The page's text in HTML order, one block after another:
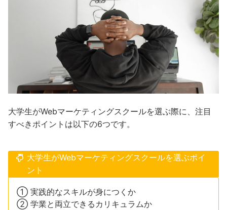
大学生がWebマーケティングスクールを選ぶ際に、注目
すべきポイントは以下の6つです。
大学生がWebマーケティングスクールを選ぶポイ
ント
① 実践的なスキルが身につくか
② 学業と両立できるカリキュラムか